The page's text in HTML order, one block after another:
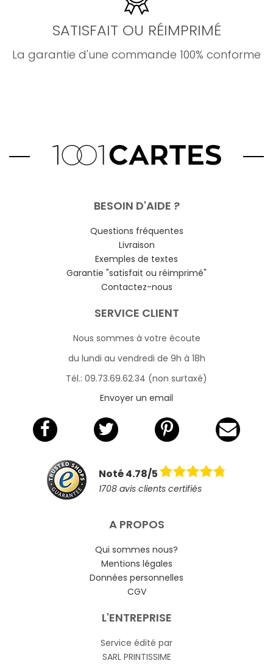
SATISFAIT OU RÉIMPRIMÉ
La garantie d'une commande 100% conforme
BESOIN D'AIDE ?
Questions fréquentes
Livraison
Exemples de textes
Garantie "satisfait ou réimprimé"
Contactez-nous
SERVICE CLIENT
Nous sommes à votre écoute
du lundi au vendredi de 9h à 18h
Tél.: 09.73.69.62.34 (non surtaxé)
Envoyer un email
Noté 4.78/5
1708 avis clients certifiés
A PROPOS
Qui sommes nous?
Mentions légales
Données personnelles
CGV
L'ENTREPRISE
Service édité par
SARL PRINTISSIME